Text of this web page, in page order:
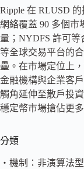
Ripple 在 RLUSD
網絡覆蓋 90 多個市
量；NYDFS 許可等
等全球交易平台的
壘。在市場定位上
金融機構與企業客
觸角延伸至散戶投
穩定幣市場搶佔更多
分類
・機制：非演算法